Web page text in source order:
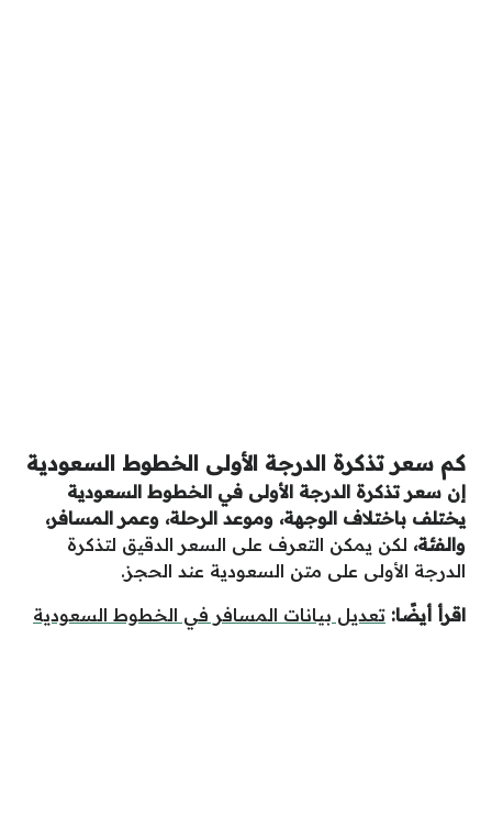
كم سعر تذكرة الدرجة الأولى الخطوط السعودية
إن سعر تذكرة الدرجة الأولى في الخطوط السعودية
يختلف باختلاف الوجهة، وموعد الرحلة، وعمر المسافر،
والفئة، لكن يمكن التعرف على السعر الدقيق لتذكرة
الدرجة الأولى على متن السعودية عند الحجز.
اقرأ أيضًا: تعديل بيانات المسافر في الخطوط السعودية